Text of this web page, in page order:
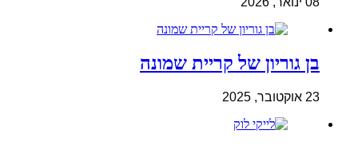
בן גוריון של קריית שמונה
23 אוקטובר, 2025